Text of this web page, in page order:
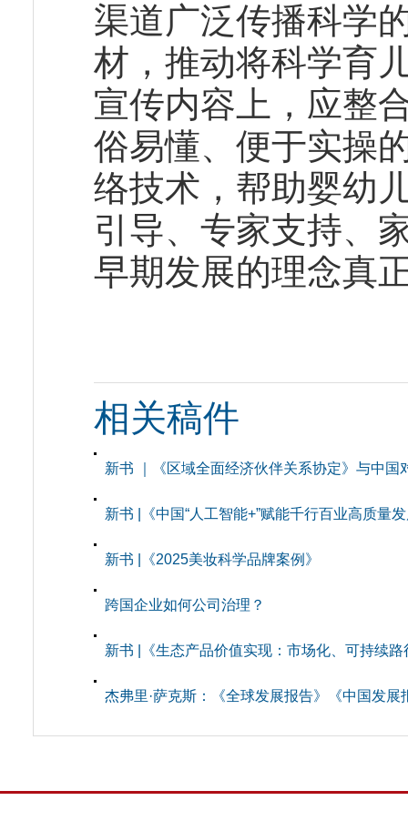
渠道广泛传播科学
材，推动将科学育
宣传内容上，应整
俗易懂、便于实操
络技术，帮助婴幼
引导、专家支持、
早期发展的理念真
相关稿件
新书 ｜《区域全面经济伙伴关系协定》与中国
新书 |《中国“人工智能+”赋能千行百业高质量
新书 |《2025美妆科学品牌案例》
跨国企业如何公司治理？
新书 |《生态产品价值实现：市场化、可持续路
杰弗里·萨克斯：《全球发展报告》《中国发